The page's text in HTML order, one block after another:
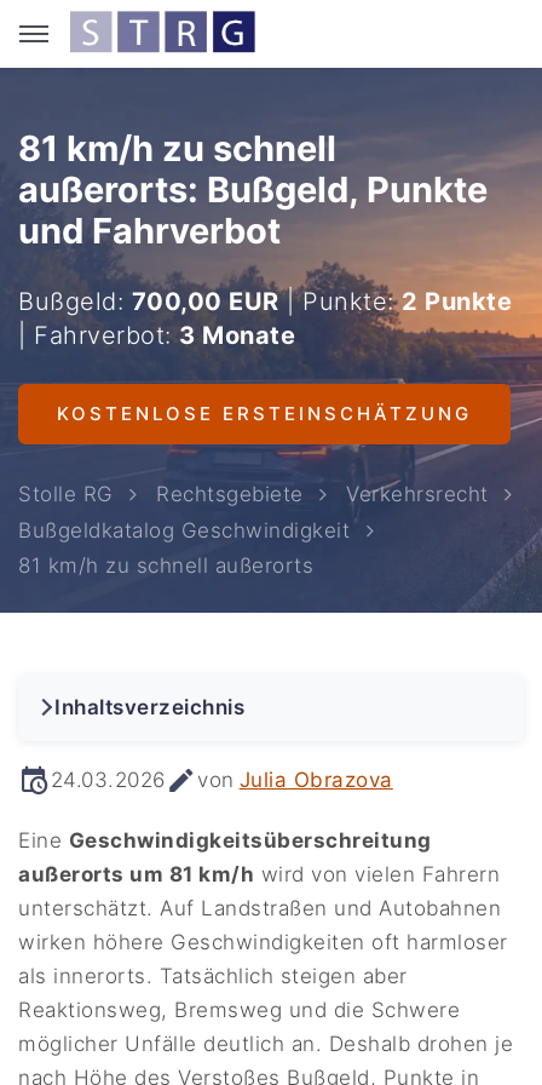
81 km/h zu schnell
außerorts: Bußgeld, Punkte
und Fahrverbot
Bußgeld: 700,00 EUR| Punkte:2 Punkte
| Fahrverbot: 3 Monate
KOSTENLOSE ERSTEINSCHÄTZUNG
Stolle RG Rechtsgebiete
Verkehrsrecht
Bußgeldkatalog Geschwindigkeit
81 km/h zu schnell außerorts
24.03.2026 von Julia Obrazova
Eine Geschwindigkeitsüberschreitung
außerorts um 81 km/h wird von vielen Fahrern
unterschätzt. Auf Landstraßen und Autobahnen
wirken höhere Geschwindigkeiten oft harmloser
als innerorts. Tatsächlich steigen aber
Reaktionsweg, Bremsweg und die Schwere
möglicher Unfälle deutlich an. Deshalb drohen je
nach Höhe des Verstoßes Bußgeld, Punkte in
Inhaltsverzeichnis